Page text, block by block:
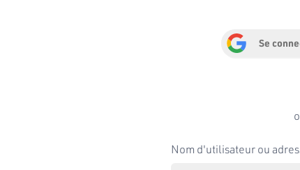
Se
Nom d'utilisateur ou